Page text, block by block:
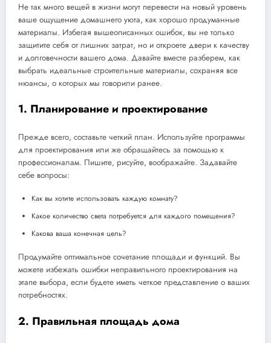
Не так много вещей в жизни могут перевести на новый уровень
ваше ощущение домашнего уюта, как хорошо продуманные
материалы. Избегая вышеописанных ошибок, вы не только
защитите себя от лишних затрат, но и откроете двери к качеству
и долговечности вашего дома. Давайте вместе разберем, как
выбрать идеальные строительные материалы, сохраняя все
нюансы, о которых мы говорили ранее.
1. Планирование и проектирование
Прежде всего, составьте четкий план. Используйте программы
для проектирования или же обращайтесь за помощью к
профессионалам. Пишите, рисуйте, воображайте. Задавайте
себе вопросы:
Как вы хотите использовать каждую комнату?
Какое количество света потребуется для каждого помещения?
Какова ваша конечная цель?
Продумайте оптимальное сочетание площади и функций. Вы
можете избежать ошибки неправильного проектирования на
этапе выбора, если будете иметь четкое представление о ваших
потребностях.
2. Правильная площадь дома